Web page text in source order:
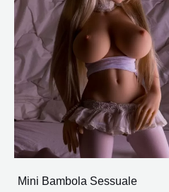
Mini Bambola Sessuale
€491.76
più
Le
nella